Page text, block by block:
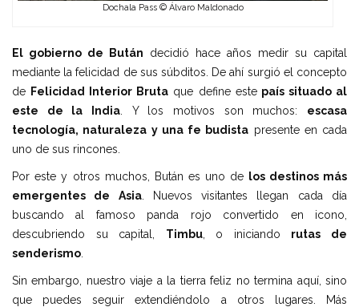
Dochala Pass © Álvaro Maldonado
El gobierno de Bután decidió hace años medir su capital
mediante la felicidad de sus súbditos. De ahí surgió el concepto
de Felicidad Interior Bruta que define estepaís situado al
este de la India . Y los motivos son muchos: escasa
tecnología, naturaleza y una fe budista presente en cada
uno de sus rincones.
Por este y otros muchos, Bután es uno de los destinos más
emergentes de Asia. Nuevos visitantes llegan cada día
buscando al famoso panda rojo convertido en icono,
descubriendo su capital, Timbu, o iniciando rutas de
senderismo
Sin embargo, nuestro viaje a la tierra feliz no termina aquí, sino
que puedes seguir extendiéndolo a otros lugares. Más